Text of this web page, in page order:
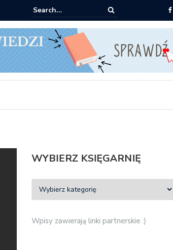
Empik: 2 książki za 30 zł
WYBIERZ KSIĘGARNIĘ
Wpisy zawierają linki partnerskie :)